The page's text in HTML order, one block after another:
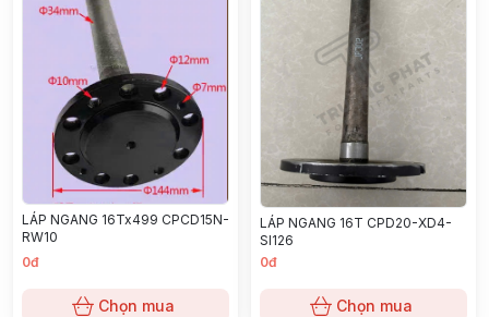
LÁP NGANG 16Tx499 CPCD15N-
RW10
0đ
Chọn mua
LÁP NGANG 16T CPD20-XD4-
SI126
0đ
Chọn mua